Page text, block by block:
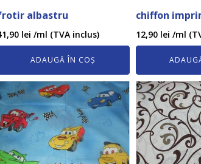
albastru
lei /ml (TVA inclus)
ADAUGĂ ÎN COȘ
chiffon
12,90 lei /ml